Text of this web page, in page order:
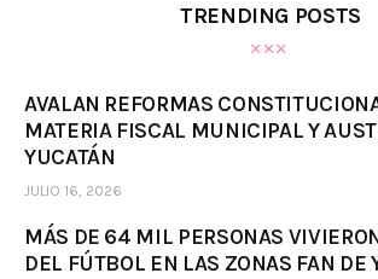
TRENDING POSTS
AVALAN REFORMAS
MATERIA FISCAL MUNICIPAL Y
YUCATÁN
JULIO 16, 2026
MÁS DE 64 MIL PERSONAS
DEL FÚTBOL EN LAS ZONAS FAN DE